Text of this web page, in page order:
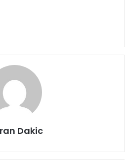
Dakic